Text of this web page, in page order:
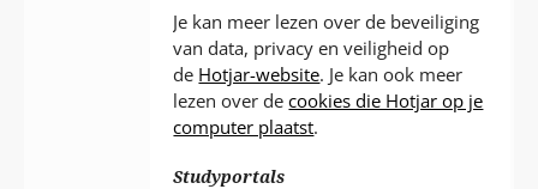
Je kan meer lezen over de beveiliging
van data, privacy en veiligheid op
de Hotjar-website. Je kan ook meer
lezen over decookies die Hotjar op je
computer plaatst.
Studyportals